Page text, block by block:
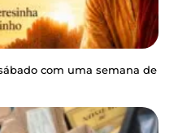
com uma semana de